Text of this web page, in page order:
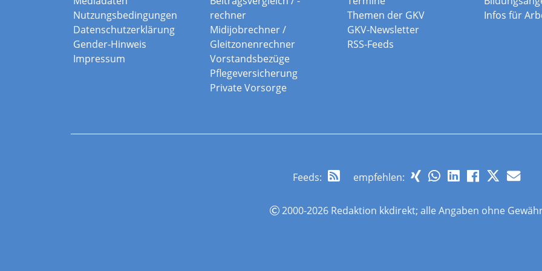
Nutzungsbedingungen
Datenschutzerklärung
Gender-Hinweis
Impressum
rechner
Midijobrechner /
Gleitzonenrechner
Vorstandsbezüge
Pflegeversicherung
Private Vorsorge
Themen der GKV
GKV-Newsletter
RSS-Feeds
Infos für
Feeds: empfehlen:
2000-2026 Redaktion kkdirekt; alle Angaben ohne